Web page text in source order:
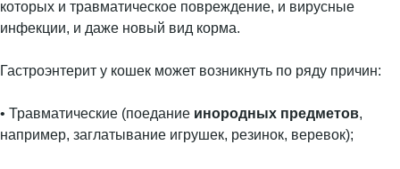
которых и травматическое повреждение, и вирусные
инфекции, и даже новый вид корма.
Гастроэнтерит у кошек может возникнуть по ряду причин:
• Травматические (поедание инородных предметов,
например, заглатывание игрушек, резинок, веревок);